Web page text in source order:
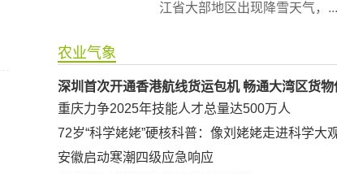
江省大部地区出现降雪天气，...
农业气象
深圳首次开通香港航线货运包机 畅通大湾区货物
重庆力争2025年技能人才总量达500万人
72岁“科学姥姥”硬核科普：像刘姥姥走进科学大
安徽启动寒潮四级应急响应